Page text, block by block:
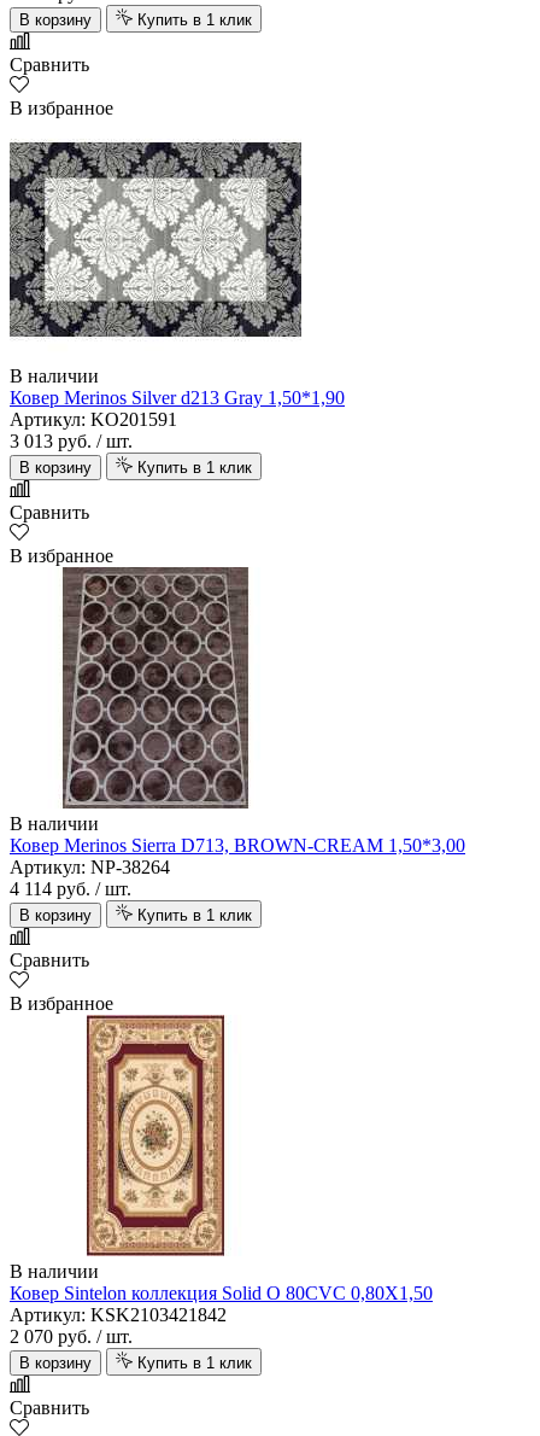
В корзину Купить в 1 клик
Сравнить
В избранное
В наличии
Ковер Merinos Silver d213 Gray 1,50*1,90
Артикул: KO201591
3 013 руб. / шт.
В корзину Купить в 1 клик
Сравнить
В избранное
В наличии
Ковер Merinos Sierra D713, BROWN-CREAM 1,50*3,00
Артикул: NP-38264
4 114 руб. / шт.
В корзину Купить в 1 клик
Сравнить
В избранное
В наличии
Ковер Sintelon коллекция Solid О 80CVC 0,80X1,50
Артикул: KSK2103421842
2 070 руб. / шт.
В корзину Купить в 1 клик
Сравнить